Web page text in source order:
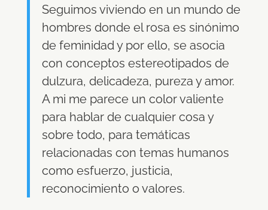
Seguimos viviendo en un mundo de
hombres donde el rosa es sinónimo
de feminidad y por ello, se asocia
con conceptos estereotipados de
dulzura, delicadeza, pureza y amor.
A mi me parece un color valiente
para hablar de cualquier cosa y
sobre todo, para temáticas
relacionadas con temas humanos
como esfuerzo, justicia,
reconocimiento o valores.